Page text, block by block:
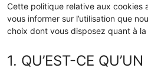
Cette politique relative aux cookies
vous informer sur l’utilisation que
choix dont vous disposez quant à
1. QU’EST-CE